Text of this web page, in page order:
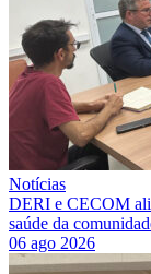
Notícias
DERI e CECOM
saúde da
06 ago 2026